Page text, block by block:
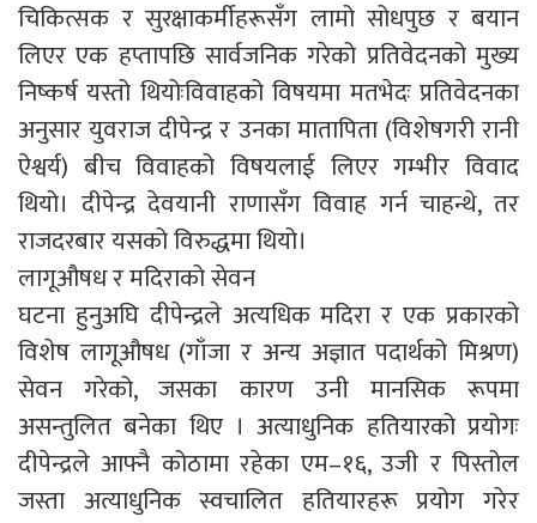
चिकित्सक र सुरक्षाकर्मीहरूसँग लामो सोधपुछ र बयान
लिएर एक हप्तापछि सार्वजनिक गरेको प्रतिवेदनको मुख्य
निष्कर्ष यस्तो थियोःविवाहको विषयमा मतभेदः प्रतिवेदनका
अनुसार युवराज दीपेन्द्र र उनका मातापिता (विशेषगरी रानी
ऐश्वर्य) बीच विवाहको विषयलाई लिएर गम्भीर विवाद
थियो। दीपेन्द्र देवयानी राणासँग विवाह गर्न चाहन्थे, तर
राजदरबार यसको विरुद्धमा थियो।
लागूऔषध र मदिराको सेवन
घटना हुनुअघि दीपेन्द्रले अत्यधिक मदिरा र एक प्रकारको
विशेष लागूऔषध (गाँजा र अन्य अज्ञात पदार्थको मिश्रण)
सेवन गरेको, जसका कारण उनी मानसिक रूपमा
असन्तुलित बनेका थिए । अत्याधुनिक हतियारको प्रयोगः
दीपेन्द्रले आफ्नै कोठामा रहेका एम–१६, उजी र पिस्तोल
जस्ता अत्याधुनिक स्वचालित हतियारहरू प्रयोग गरेर